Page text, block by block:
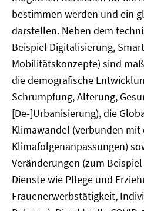
bestimmen werden und ein
darstellen. Neben dem
Beispiel Digitalisierung,
Mobilitätskonzepte) sind
die demografische
Schrumpfung, Alterung,
[De-]Urbanisierung), die
Klimawandel (verbunden mit
Klimafolgenanpassungen)
Veränderungen (zum
Dienste wie Pflege und
Frauenerwerbstätigkeit,